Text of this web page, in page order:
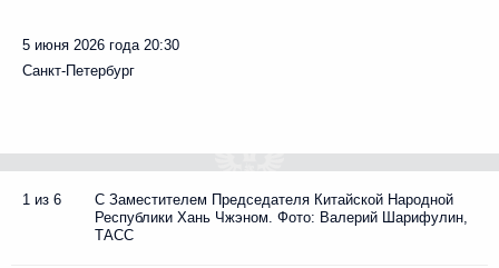
5 июня 2026 года 20:30
Санкт-Петербург
1 из 6
С Заместителем Председателя Китайской Народной
Республики Хань Чжэном. Фото: Валерий Шарифулин,
ТАСС